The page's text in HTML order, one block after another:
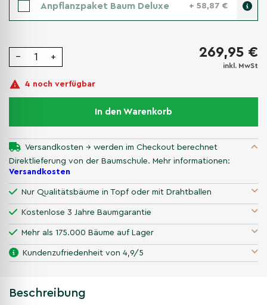
Anpflanzpaket Baum Deluxe + 58,87 €
− + 269,95 €
inkl. MwSt
4 noch verfügbar
In den Warenkorb
Versandkosten → werden im Checkout berechnet
Direktlieferung von der Baumschule. Mehr informationen:
Versandkosten
Nur Qualitätsbäume in Topf oder mit Drahtballen
Kostenlose 3 Jahre Baumgarantie
Mehr als 175.000 Bäume auf Lager
Kundenzufriedenheit von 4,9/5
Beschreibung